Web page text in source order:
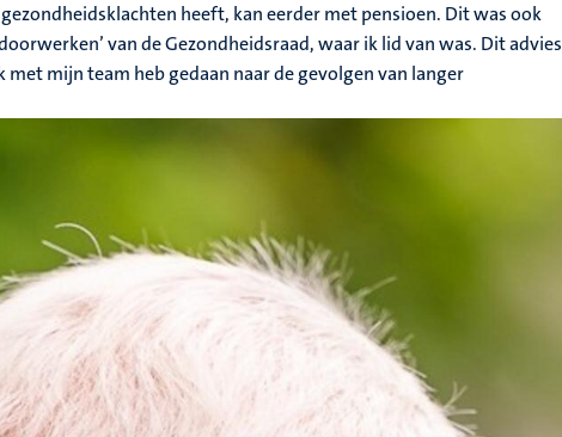
heeft, kan eerder met pensioen. Dit was ook
van de Gezondheidsraad, waar ik lid van was. Dit advies
mijn team heb gedaan naar de gevolgen van langer